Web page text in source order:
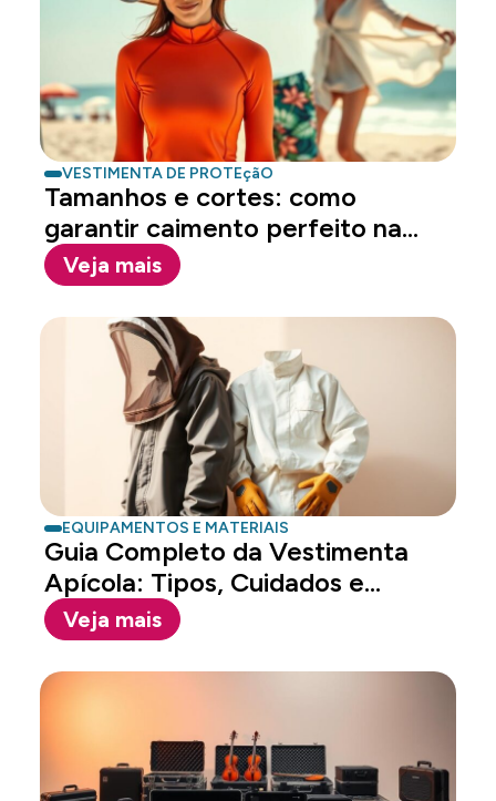
VESTIMENTA DE PROTEçãO
Tamanhos e cortes: como
garantir caimento perfeito na
proteção
Veja mais
EQUIPAMENTOS E MATERIAIS
Guia Completo da Vestimenta
Apícola: Tipos, Cuidados e
Melhores Modelos
Veja mais